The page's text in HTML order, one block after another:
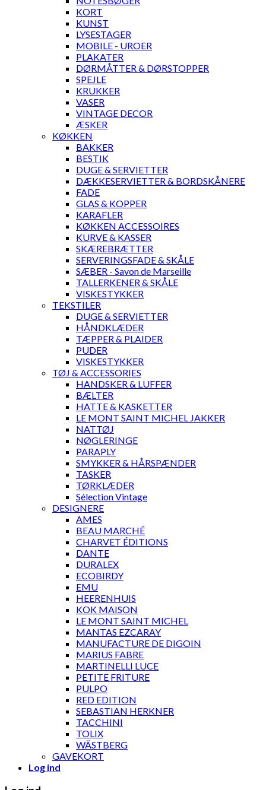
KORT
KUNST
LYSESTAGER
MOBILE - UROER
PLAKATER
DØRMÅTTER & DØRSTOPPER
SPEJLE
KRUKKER
VASER
VINTAGE DECOR
ÆSKER
KØKKEN
BAKKER
BESTIK
DUGE & SERVIETTER
DÆKKESERVIETTER & BORDSKÅNERE
FADE
GLAS & KOPPER
KARAFLER
KØKKEN ACCESSOIRES
KURVE & KASSER
SKÆREBRÆTTER
SERVERINGSFADE & SKÅLE
SÆBER - Savon de Marseille
TALLERKENER & SKÅLE
VISKESTYKKER
TEKSTILER
DUGE & SERVIETTER
HÅNDKLÆDER
TÆPPER & PLAIDER
PUDER
VISKESTYKKER
TØJ & ACCESSORIES
HANDSKER & LUFFER
BÆLTER
HATTE & KASKETTER
LE MONT SAINT MICHEL JAKKER
NATTØJ
NØGLERINGE
PARAPLY
SMYKKER & HÅRSPÆNDER
TASKER
TØRKLÆDER
Sélection Vintage
DESIGNERE
AMES
BEAU MARCHÉ
CHARVET ÉDITIONS
DANTE
DURALEX
ECOBIRDY
EMU
HEERENHUIS
KOK MAISON
LE MONT SAINT MICHEL
MANTAS EZCARAY
MANUFACTURE DE DIGOIN
MARIUS FABRE
MARTINELLI LUCE
PETITE FRITURE
PULPO
RED EDITION
SEBASTIAN HERKNER
TACCHINI
TOLIX
WÄSTBERG
GAVEKORT
Log ind